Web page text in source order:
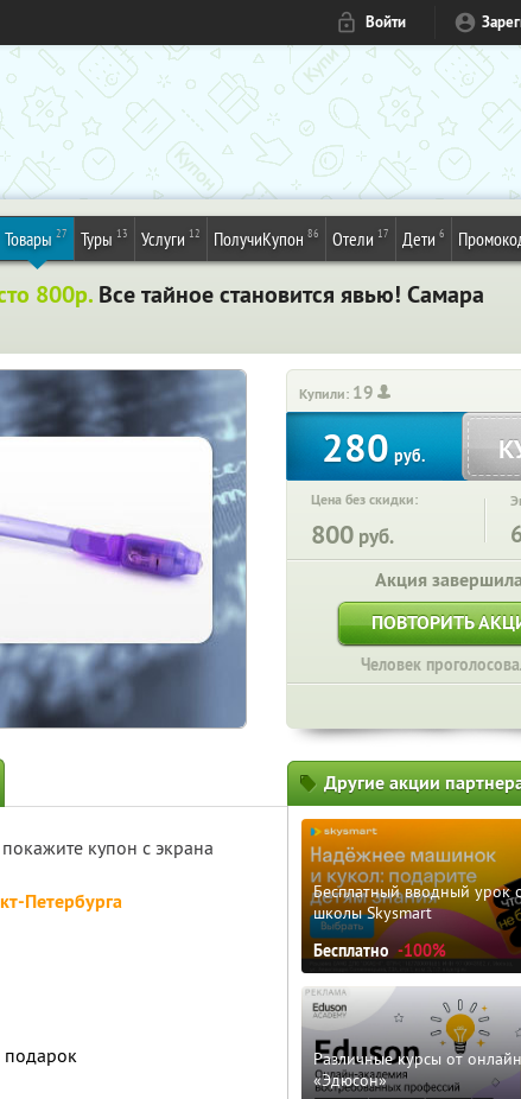
Войти
Товары 27 Туры 13 Услуги 12 ПолучиКупон 86 Отели 17 Дети 6
800р. Все тайное становится явью! Самара
Купили: 19
280 руб.
Цена без скидки:
800 руб.
Акция
ПОВТОРИТЬ
Человек
купон с экрана
Петербурга
подарок
Другие акции
Бесплатный вводный урок
школы Skysmart
Бесплатно -100%
Различные курсы от
«Эдюсон»